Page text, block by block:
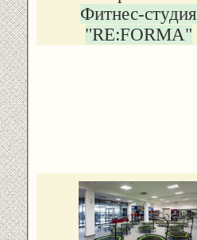
Фитнес-студия
"RE:FORMA"